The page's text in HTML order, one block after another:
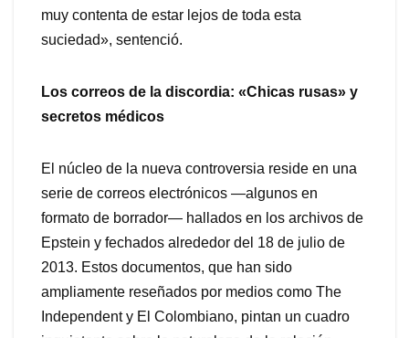
muy contenta de estar lejos de toda esta
suciedad», sentenció.
Los correos de la discordia: «Chicas rusas» y
secretos médicos
El núcleo de la nueva controversia reside en una
serie de correos electrónicos —algunos en
formato de borrador— hallados en los archivos de
Epstein y fechados alrededor del 18 de julio de
2013. Estos documentos, que han sido
ampliamente reseñados por medios como The
Independent y El Colombiano, pintan un cuadro